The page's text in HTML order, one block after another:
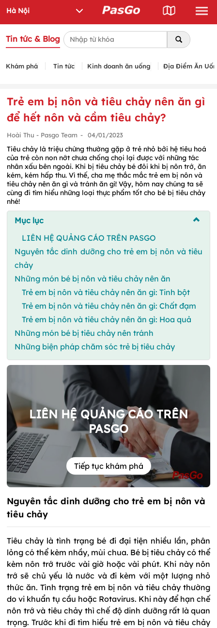
Tin tức & Blog
Khám phá Tin tức Kinh doanh ăn uống Địa Điểm Ăn
Trẻ em bị nôn và tiêu chảy nên ăn gì
để hết nôn và cầm tiêu chảy?
Hoài Thu - Pasgo Team - 04/01/2023
Tiêu chảy là triệu chứng thường gặp ở trẻ nhỏ bởi hệ tiêu hoá
của trẻ còn non nớt chưa chống chọi lại được với những tác
nhân xấu bên ngoài. Khi bị tiêu chảy bé đôi khi bị nôn trớ, ăn
kém, kém hấp thu. Vì thế, cha mẹ thắc mắc trẻ em bị nôn và
tiêu chảy nên ăn gì và tránh ăn gì! Vậy, hôm nay chúng ta sẽ
cùng đi tìm hiểu những loại thực phẩm tốt cho bé bị tiêu chảy
nhé!
Mục lục
LIÊN HỆ QUẢNG CÁO TRÊN PASGO
Nguyên tắc dinh dưỡng cho trẻ em bị nôn và tiêu
chảy
Những món bé bị nôn và tiêu chảy nên ăn
Trẻ em bị nôn và tiêu chảy nên ăn gì: Tinh bột
Trẻ em bị nôn và tiêu chảy nên ăn gì: Chất đạm
Trẻ em bị nôn và tiêu chảy nên ăn gì: Hoa quả
Những món bé bị tiêu chảy nên tránh
Những biện pháp chăm sóc trẻ bị tiêu chảy
LIÊN HỆ QUẢNG CÁO TRÊN
PASGO
Tiếp tục khám phá
Nguyên tắc dinh dưỡng cho trẻ em bị nôn và
tiêu chảy
Tiêu chảy là tình trạng bé đi đại tiện nhiều lần, phân
lỏng có thể kèm nhầy, mùi chua. Bé bị tiêu chảy có thể
kèm nôn trớ trước vài giờ hoặc vài phút. Khi này nôn
trớ sẽ chủ yếu là nước và đi kèm với một lượng nhỏ
thức ăn. Tình trạng trẻ em bị nôn và tiêu chảy thường
do vi khuẩn tụ cầu hoặc Rotavirus. Khi này để hạn chế
nôn trớ và tiêu chảy thì chế độ dinh dưỡng rất là quan
trọng. Trước khi đi tìm hiểu trẻ em bị nôn và tiêu chảy